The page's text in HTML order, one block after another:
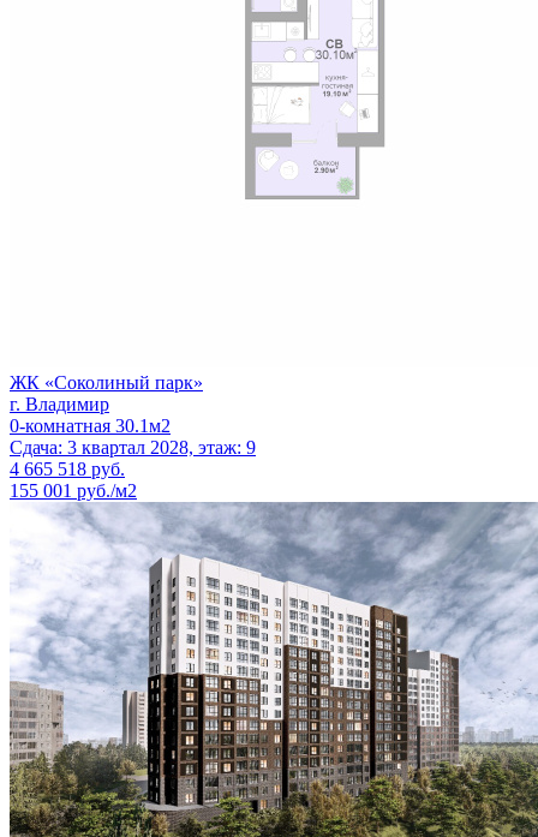
ЖК «Соколиный парк»
г. Владимир
0-комнатная 30.1м2
Сдача: 3 квартал 2028, этаж: 9
4 665 518 руб.
155 001 руб./м2